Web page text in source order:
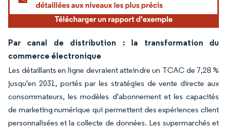
Par canal de distribution : la transformation du
commerce électronique
Les détaillants en ligne devraient atteindre un TCAC de 7,28 %
jusqu'en 2031, portés par les stratégies de vente directe aux
consommateurs, les modèles d'abonnement et les capacités
de marketing numérique qui permettent des expériences client
personnalisées et la collecte de données. Les supermarchés et